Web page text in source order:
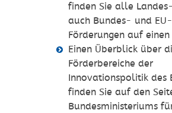
finden Sie alle
auch Bundes- und EU-
Förderungen auf
Einen Überblick über
Förderbereiche der
Innovationspolitik des
finden Sie auf den
Bundesministeriums